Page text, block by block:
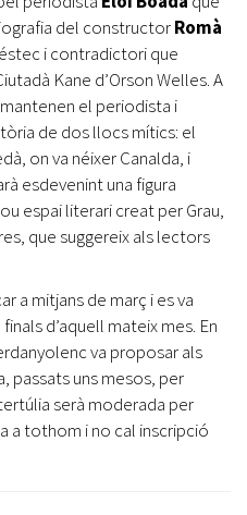
del constructorRomà
i contradictori que
Kane d’Orson Welles. A
el periodista i
de dos llocs mítics: el
on va néixer Canalda, i
esdevenint una figura
espai literari creat per Grau,
que suggereix als lectors
a mitjans de març i es va
d’aquell mateix mes. En
va proposar als
passats uns mesos, per
serà moderada per
a tothom i no cal inscripció